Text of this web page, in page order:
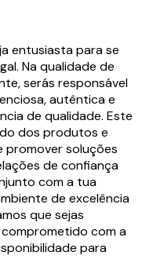
entusiasta para se
Na qualidade de
serás responsável
autêntica e
de qualidade. Este
dos produtos e
promover soluções
de confiança
com a tua
de excelência
que sejas
com a
para